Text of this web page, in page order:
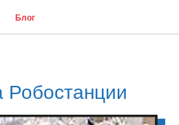
Блог
Робостанции